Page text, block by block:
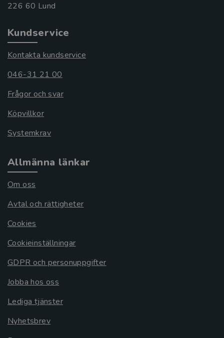
Kundservice
Kontakta kundservice
046-31 21 00
Frågor och svar
Köpvillkor
Systemkrav
Allmänna länkar
Om oss
Avtal och rättigheter
Cookies
Cookieinställningar
GDPR och personuppgifter
Jobba hos oss
Lediga tjänster
Nyhetsbrev